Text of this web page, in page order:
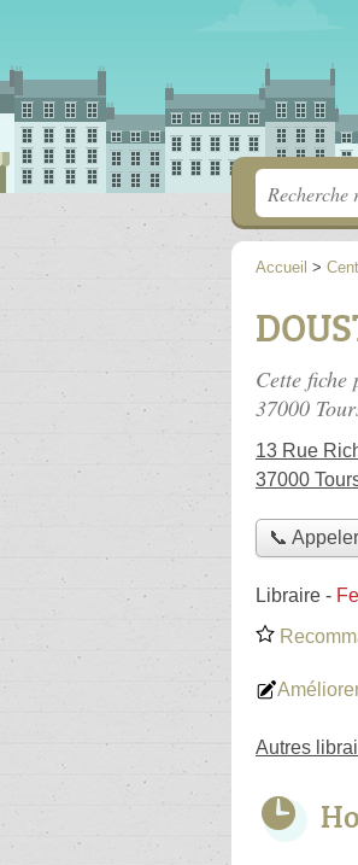
Accueil >
Cette
37000
13 Rue
37000
📞
Libraire -
Autres